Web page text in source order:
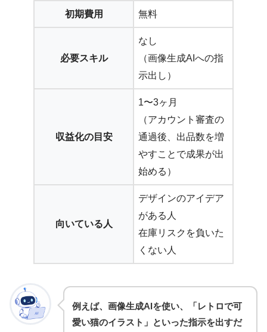
初期費用 無料
必要スキル
なし
（画像生成AIへの指
示出し）
収益化の目安
1〜3ヶ月
（アカウント審査の
通過後、出品数を増
やすことで成果が出
始める）
向いている人
デザインのアイデア
がある人
在庫リスクを負いた
くない人
例えば、画像生成AIを使い、「レトロで可
愛い猫のイラスト」といった指示を出すだ